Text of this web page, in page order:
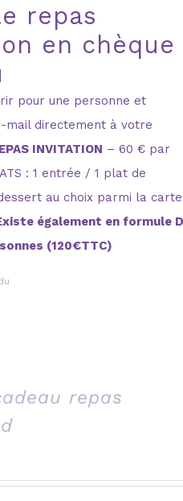
repas
en chèque
pour une personne et
mail directement à votre
INVITATION – 60 € par
: 1 entrée / 1 plat de
au choix parmi la carte
également en formule
(120€TTC)
repas